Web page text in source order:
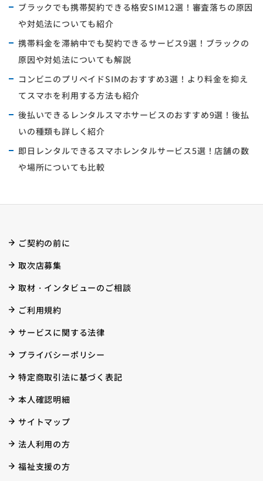
ブラックでも携帯契約できる格安SIM12選！審査落ちの原因
や対処法についても紹介
携帯料金を滞納中でも契約できるサービス9選！ブラックの
原因や対処法についても解説
コンビニのプリペイドSIMのおすすめ3選！より料金を抑え
てスマホを利用する方法も紹介
後払いできるレンタルスマホサービスのおすすめ9選！後払
いの種類も詳しく紹介
即日レンタルできるスマホレンタルサービス5選！店舗の数
や場所についても比較
ご契約の前に
取次店募集
取材・インタビューのご相談
ご利用規約
サービスに関する法律
プライバシーポリシー
特定商取引法に基づく表記
本人確認明細
サイトマップ
法人利用の方
福祉支援の方